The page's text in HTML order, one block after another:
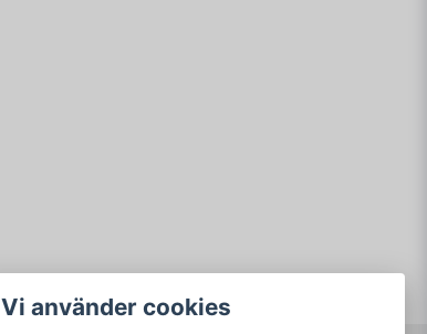
Vi använder cookies